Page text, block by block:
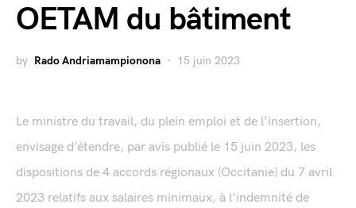
OETAM du bâtiment
by Rado Andriamampionona 15 juin 2023
Le ministre du travail, du plein emploi et de l’insertion,
envisage d’étendre, par avis publié le 15 juin 2023, les
dispositions de 4 accords régionaux (Occitanie) du 7 avril
2023 relatifs aux salaires minimaux, à l'indemnité de